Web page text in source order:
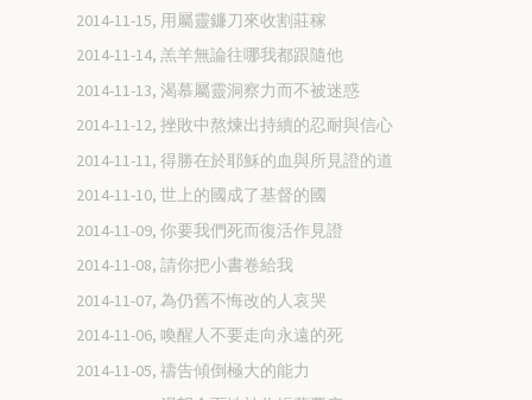
2014-11-15, 用屬靈鐮刀來收割莊稼
2014-11-14, 羔羊無論往哪我都跟隨他
2014-11-13, 渴慕屬靈洞察力而不被迷惑
2014-11-12, 挫敗中熬煉出持續的忍耐與信心
2014-11-11, 得勝在於耶穌的血與所見證的道
2014-11-10, 世上的國成了基督的國
2014-11-09, 你要我們死而復活作見證
2014-11-08, 請你把小書卷給我
2014-11-07, 為仍舊不悔改的人哀哭
2014-11-06, 喚醒人不要走向永遠的死
2014-11-05, 禱告傾倒極大的能力